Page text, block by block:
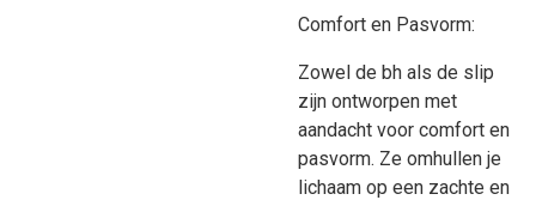
Comfort en Pasvorm:
Zowel de bh als de slip
zijn ontworpen met
aandacht voor comfort en
pasvorm. Ze omhullen je
lichaam op een zachte en